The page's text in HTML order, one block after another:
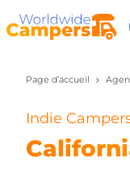
+31 030-
17h).
Vous pouvez
Page d’accueil
Indie